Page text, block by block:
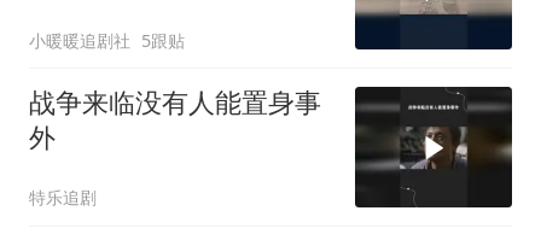
小暖暖追剧社 5跟贴
战争来临没有人能置身事
外
特乐追剧